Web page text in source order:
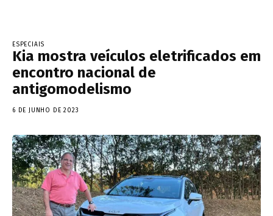
ESPECIAIS
Kia mostra veículos eletrificados em
encontro nacional de
antigomodelismo
6 DE JUNHO DE 2023